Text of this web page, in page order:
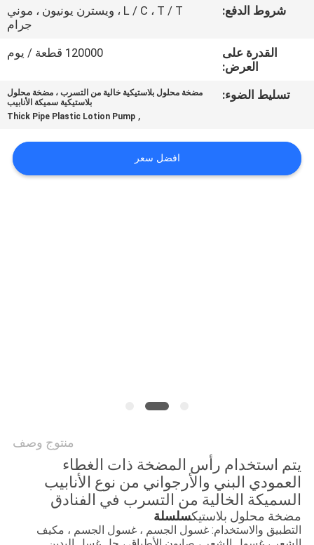
أخبار
حالات
خريطة
الموقع
شروط الدفع:
L / C ، T / T ، ويسترن يونيون ، موني
جرام
القدرة على
العرض:
120000 قطعة / يوم
تسليط الضوء:
مضخة محلول بلاستيكية خالية من التسرب ، مضخة محلول
بلاستيكية سميكة الأنابيب
,
Thick Pipe Plastic Lotion Pump
افضل سعر
منتوج وصف
يتم استخدام رأس المضخة ذات الغطاء
العمودي البني والأرجواني من نوع الأنابيب
السميكة الخالية من التسرب في الفنادق
مضخة محلول بلاستيكسلسلة
التطبيق والاستخدام: غسول الجسم ، غسول الجسم ، مكيف